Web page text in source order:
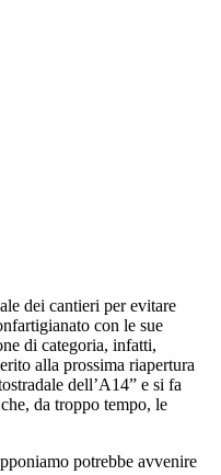
dei cantieri per evitare
con le sue
di categoria, infatti,
alla prossima riapertura
dell’A14” e si fa
da troppo tempo, le
potrebbe avvenire